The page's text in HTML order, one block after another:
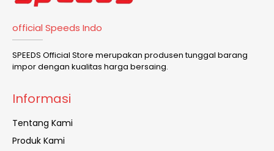
official Speeds Indo
SPEEDS Official Store merupakan produsen tunggal barang
impor dengan kualitas harga bersaing.
Informasi
Tentang Kami
Produk Kami